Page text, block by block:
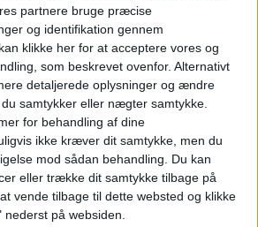
partnere bruge præcise
og identifikation gennem
klikke her for at acceptere vores og
som beskrevet ovenfor. Alternativt
detaljerede oplysninger og ændre
samtykker eller nægter samtykke.
for behandling af dine
ikke kræver dit samtykke, men du
mod sådan behandling.
Du kan
eller trække dit samtykke tilbage på
vende tilbage til dette websted og klikke
på websiden.